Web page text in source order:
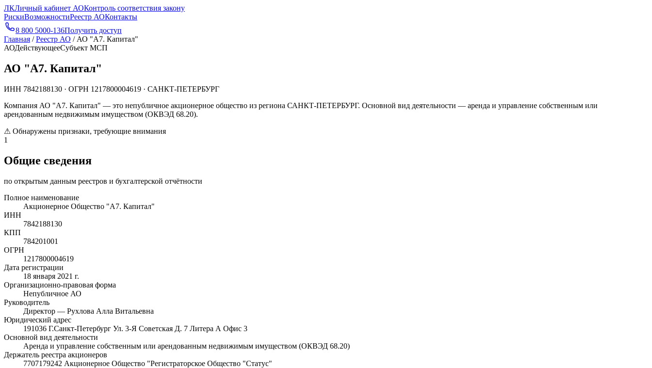
ЛКЛичный кабинет АОКонтроль соответствия закону
РискиВозможностиРеестр АОКонтакты
8 800 5000-136Получить доступ
Главная /Реестр АО / АО "А7. Капитал"
АОДействующееСубъект МСП
АО "А7. Капитал"
ИНН 7842188130 · ОГРН 1217800004619 · САНКТ-ПЕТЕРБУРГ
Компания АО "А7. Капитал" — это непубличное акционерное общество из региона САНКТ-ПЕТЕРБУРГ. Основной вид деятельности — аренда и управление собственным или
арендованным недвижимым имуществом (ОКВЭД 68.20).
⚠ Обнаружены признаки, требующие внимания
1
Общие сведения
по открытым данным реестров и бухгалтерской отчётности
Полное наименование
Акционерное Общество "А7. Капитал"
ИНН
7842188130
КПП
784201001
ОГРН
1217800004619
Дата регистрации
18 января 2021 г.
Организационно-правовая форма
Непубличное АО
Руководитель
Директор — Рухлова Алла Витальевна
Юридический адрес
191036 Г.Санкт-Петербург Ул. 3-Я Советская Д. 7 Литера А Офис 3
Основной вид деятельности
Аренда и управление собственным или арендованным недвижимым имуществом (ОКВЭД 68.20)
Держатель реестра акционеров
7707179242 Акционерное Общество "Регистраторское Общество "Статус"